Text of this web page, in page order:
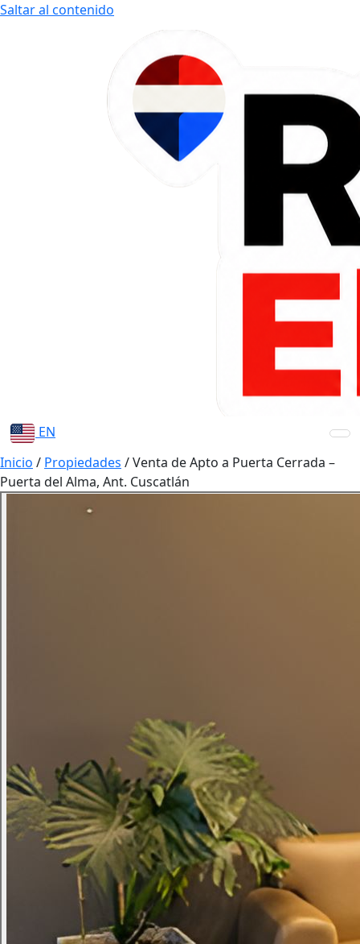
Saltar al contenido
EN
Inicio / Propiedades /Venta de Apto a Puerta Cerrada –
Puerta del Alma, Ant. Cuscatlán